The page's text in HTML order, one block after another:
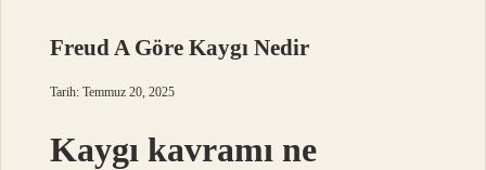
Freud A Göre Kaygı Nedir
Tarih: Temmuz 20, 2025
Kaygı kavramı ne